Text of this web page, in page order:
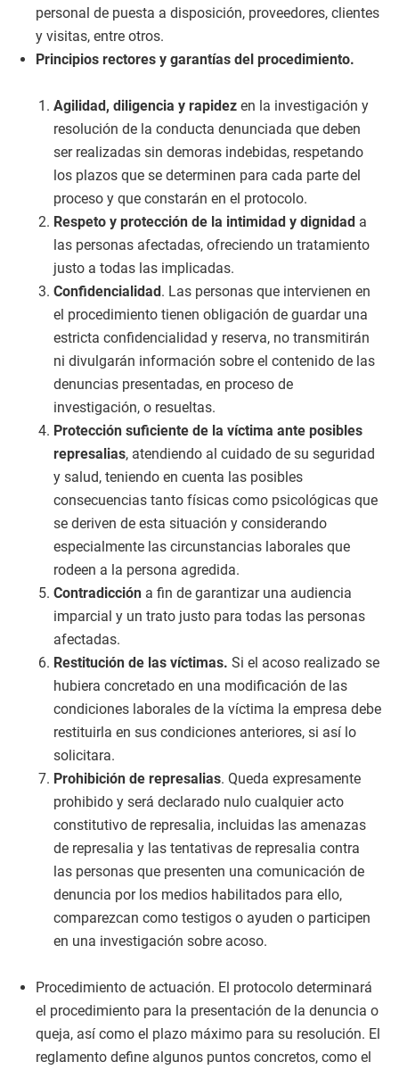
personal de puesta a disposición, proveedores, clientes
y visitas, entre otros.
Principios rectores y garantías del procedimiento.
Agilidad, diligencia y rapidez en la investigación y
resolución de la conducta denunciada que deben
ser realizadas sin demoras indebidas, respetando
los plazos que se determinen para cada parte del
proceso y que constarán en el protocolo.
Respeto y protección de la intimidad y dignidad a
las personas afectadas, ofreciendo un tratamiento
justo a todas las implicadas.
Confidencialidad. Las personas que intervienen en
el procedimiento tienen obligación de guardar una
estricta confidencialidad y reserva, no transmitirán
ni divulgarán información sobre el contenido de las
denuncias presentadas, en proceso de
investigación, o resueltas.
Protección suficiente de la víctima ante posibles
represalias, atendiendo al cuidado de su seguridad
y salud, teniendo en cuenta las posibles
consecuencias tanto físicas como psicológicas que
se deriven de esta situación y considerando
especialmente las circunstancias laborales que
rodeen a la persona agredida.
Contradicción a fin de garantizar una audiencia
imparcial y un trato justo para todas las personas
afectadas.
Restitución de las víctimas. Si el acoso realizado se
hubiera concretado en una modificación de las
condiciones laborales de la víctima la empresa debe
restituirla en sus condiciones anteriores, si así lo
solicitara.
Prohibición de represalias. Queda expresamente
prohibido y será declarado nulo cualquier acto
constitutivo de represalia, incluidas las amenazas
de represalia y las tentativas de represalia contra
las personas que presenten una comunicación de
denuncia por los medios habilitados para ello,
comparezcan como testigos o ayuden o participen
en una investigación sobre acoso.
Procedimiento de actuación. El protocolo determinará
el procedimiento para la presentación de la denuncia o
queja, así como el plazo máximo para su resolución. El
reglamento define algunos puntos concretos, como el